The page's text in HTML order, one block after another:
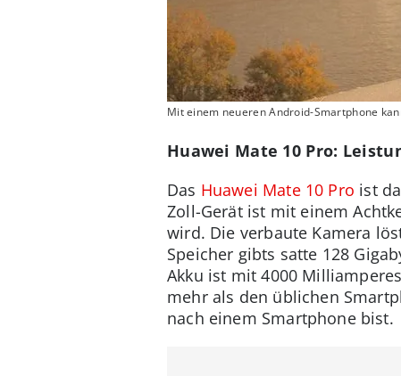
Mit einem neueren Android-Smartphone
Huawei Mate 10 Pro:
Das Huawei Mate 10 Pro ist
Zoll-Gerät ist mit einem
wird. Die verbaute Kamera
Speicher gibts satte 128
Akku ist mit 4000
mehr als den üblichen
nach einem Smartphone bist.